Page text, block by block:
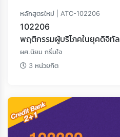
หลักสูตรใหม่ | ATC-102206
102206
พฤติกรรมผู้บริโภคในยุคดิจิทัล
ผศ.นิยม กริ่มใจ
3 หน่วยกิต